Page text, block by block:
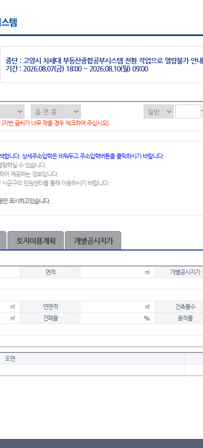
중단 : 고양시 차세대 부동산종합공부시스템 전환 작업으로 열람불가 안내
기간 : 2026.08.07(금) 18:00 ~ 2026.08.10(월) 09:00
-
[지번 글씨가 너무 작을 경우 체크하여 주십시오]
합니다. 상세주소입력은 비워두고 주소입력버튼을 클릭하시기 바랍니다.
하실 수 있습니다.
여 제공하는 정보입니다.
군구의 민원센터를 통해 이용하시기 바랍니다.
만 표시하고있습니다.
토지이용계획 개별공시지가
면적 ㎡ 개별공시지가
㎡ 연면적 ㎡ 건축물수
㎡ 건폐율 % 용적률
도면